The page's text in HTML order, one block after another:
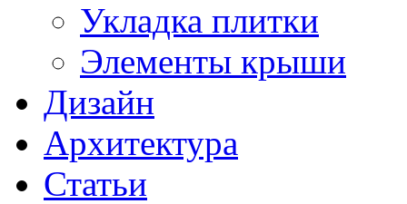
Укладка плитки
Элементы крыши
Дизайн
Архитектура
Статьи